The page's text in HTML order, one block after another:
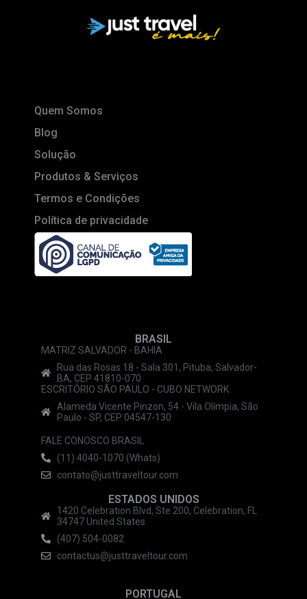
Quem Somos
Blog
Solução
Produtos & Serviços
Termos e Condições
Política de privacidade
BRASIL
MATRIZ SALVADOR - BAHIA
Rua das Rosas 18 - Sala 301, Pituba, Salvador-
BA, CEP 41810-070
ESCRITÓRIO SÃO PAULO - CUBO NETWORK
Alameda Vicente Pinzon, 54 - Vila Olímpia, São
Paulo - SP, CEP 04547-130
FALE CONOSCO BRASIL
(11) 4040-1070 (Whats)
contato@justtraveltour.com
ESTADOS UNIDOS
1420 Celebration Blvd, Ste 200, Celebration, FL
34747 United States
(407) 504-0082
contactus@justtraveltour.com
PORTUGAL